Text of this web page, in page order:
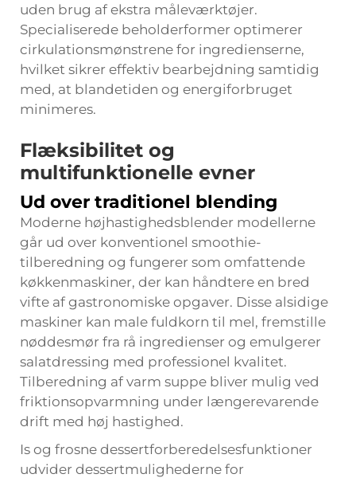
uden brug af ekstra måleværktøjer.
Specialiserede beholderformer optimerer
cirkulationsmønstrene for ingredienserne,
hvilket sikrer effektiv bearbejdning samtidig
med, at blandetiden og energiforbruget
minimeres.
Flæksibilitet og
multifunktionelle evner
Ud over traditionel blending
Moderne højhastighedsblender modellerne
går ud over konventionel smoothie-
tilberedning og fungerer som omfattende
køkkenmaskiner, der kan håndtere en bred
vifte af gastronomiske opgaver. Disse alsidige
maskiner kan male fuldkorn til mel, fremstille
nøddesmør fra rå ingredienser og emulgerer
salatdressing med professionel kvalitet.
Tilberedning af varm suppe bliver mulig ved
friktionsopvarmning under længerevarende
drift med høj hastighed.
Is og frosne dessertforberedelsesfunktioner
udvider dessertmulighederne for